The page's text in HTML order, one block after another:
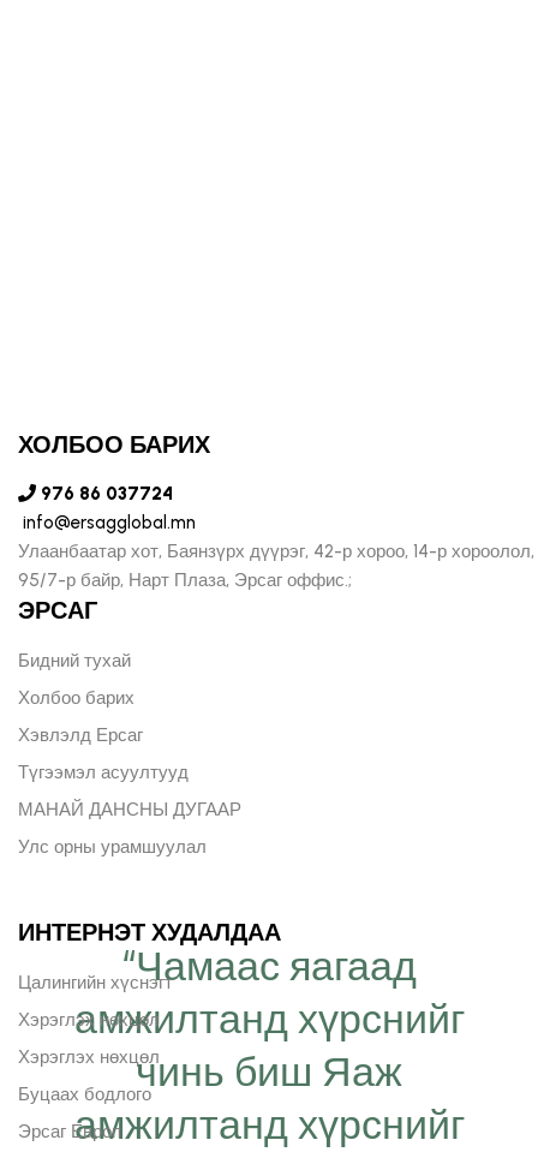
“Чамаас яагаад
амжилтанд хүрснийг
чинь биш Яаж
амжилтанд хүрснийг
ХОЛБОО БАРИХ
976 86 037724
info@ersagglobal.mn
Улаанбаатар хот, Баянзүрх дүүрэг, 42-р хороо, 14-р хороолол,
95/7-р байр, Нарт Плаза, Эрсаг оффис.;
ЭРСАГ
Бидний тухай
Холбоо барих
Хэвлэлд Ерсаг
Түгээмэл асуултууд
МАНАЙ ДАНСНЫ ДУГААР
Улс орны урамшуулал
ИНТЕРНЭТ ХУДАЛДАА
Цалингийн хүснэгт
Хэрэглэх нөхцөл
Хэрэглэх нөхцөл
Буцаах бодлого
Эрсаг Европ